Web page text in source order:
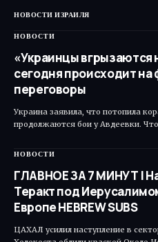
НОВОСТИ ИЗРАИЛЯ
НОВОСТИ
«Украинцы вгрызаются
сегодня происходит
переговоры
Украина заявила, что потопила
продолжаются бои у Авдеевки.
НОВОСТИ
ГЛАВНОЕ ЗА 7 МИНУТ |
Теракт под
Европе HEBREW SUBS
ЦАХАЛ усилил наступление в